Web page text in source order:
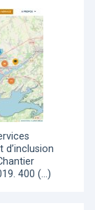
d’inclusion
400 (…)